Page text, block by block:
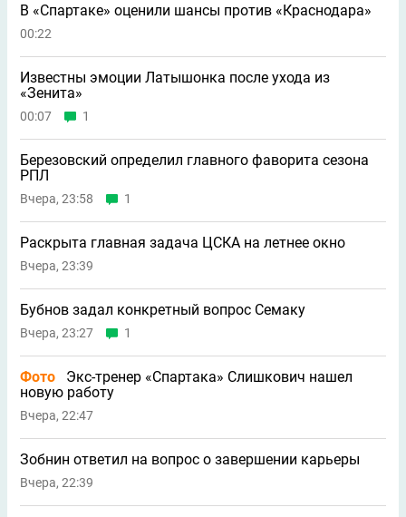
В «Спартаке» оценили шансы против «Краснодара»
00:22
Известны эмоции Латышонка после ухода из
«Зенита»
00:07 1
Березовский определил главного фаворита сезона
РПЛ
Вчера, 23:58 1
Раскрыта главная задача ЦСКА на летнее окно
Вчера, 23:39
Бубнов задал конкретный вопрос Семаку
Вчера, 23:27 1
Фото
Экс-тренер «Спартака» Слишкович нашел
новую работу
Вчера, 22:47
Зобнин ответил на вопрос о завершении карьеры
Вчера, 22:39